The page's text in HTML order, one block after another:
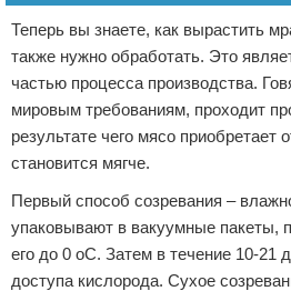
Теперь вы знаете, как вырастить
также нужно обработать. Это
частью процесса производства.
мировым требованиям, проходит
результате чего мясо приобретает
становится мягче.
Первый способ созревания –
упаковывают в вакуумные пакеты,
его до 0 оС. Затем в течение 10-21
доступа кислорода. Сухое